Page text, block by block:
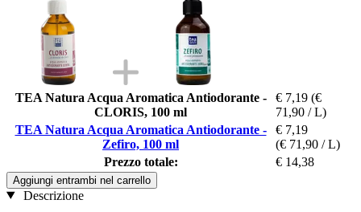
TEA Natura Acqua Aromatica Antiodorante -
CLORIS, 100 ml
€ 7,19 (€
71,90 / L)
TEA Natura Acqua Aromatica Antiodorante -
Zefiro, 100 ml
€ 7,19
(€ 71,90 / L)
Prezzo totale:
€ 14,38
Aggiungi entrambi nel carrello
Descrizione